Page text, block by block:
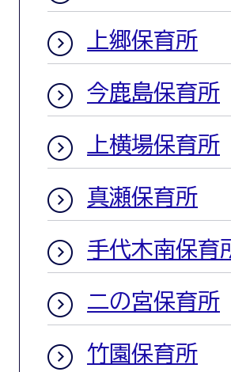
上郷保育所
今鹿島保育所
上横場保育所
真瀬保育所
手代木南保育
二の宮保育所
竹園保育所